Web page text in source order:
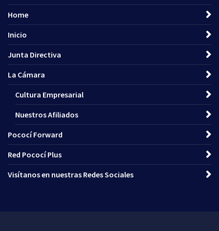
Home
Inicio
Junta Directiva
La Cámara
Cultura Empresarial
Nuestros Afiliados
Pococí Forward
Red Pococí Plus
Visítanos en nuestras Redes Sociales